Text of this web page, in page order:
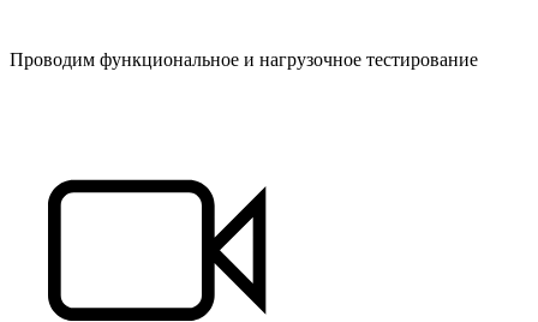
Проводим функциональное и нагрузочное тестирование